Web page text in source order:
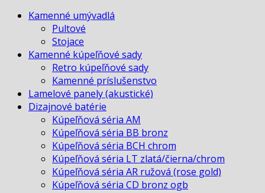
chrom
Kamenné umývadlá
Pultové
Stojace
Kamenné kúpeľňové sady
Retro kúpeľňové sady
Kamenné príslušenstvo
Lamelové panely (akustické)
Dizajnové batérie
Kúpeľňová séria AM
Kúpeľňová séria BB bronz
Kúpeľňová séria BCH chrom
Kúpeľňová séria LT zlatá/čierna/chrom
Kúpeľňová séria AR ružová (rose gold)
Kúpeľňová séria CD bronz ogb